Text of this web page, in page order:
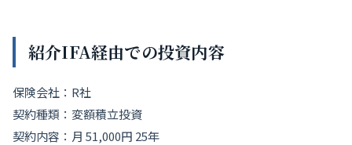
紹介IFA経由での投資内容
保険会社：R社
契約種類：変額積立投資
契約内容：月 51,000円 25年